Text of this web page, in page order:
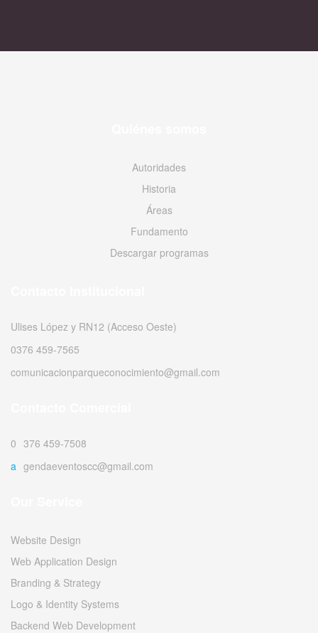
Autoridades
Historia
Áreas
Fundamento
Descargar programas
Ulises López y RN12 (Acceso Oeste)
0376 459-7565
comunicacionparqueconocimiento@gmail.com
0376 459-7508
agendaeventoscc@gmail.com
Website Design
Web Application Design
Branding & Strategy
Logo & Identity Systems
Backend Web Development